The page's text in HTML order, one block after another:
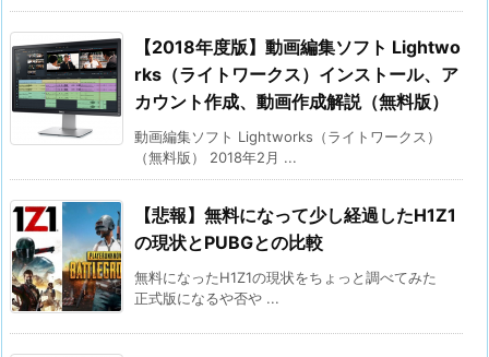
【2018年度版】動画編集ソフト Lightwo
rks（ライトワークス）インストール、ア
カウント作成、動画作成解説（無料版）
動画編集ソフト Lightworks（ライトワークス）
（無料版） 2018年2月 ...
【悲報】無料になって少し経過したH1Z1
の現状とPUBGとの比較
無料になったH1Z1の現状をちょっと調べてみた
正式版になるや否や ...